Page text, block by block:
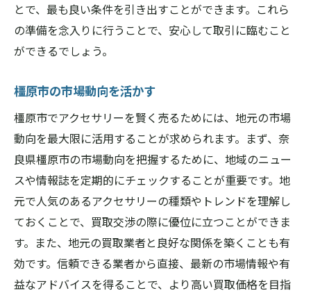
とで、最も良い条件を引き出すことができます。これら
の準備を念入りに行うことで、安心して取引に臨むこと
ができるでしょう。
橿原市の市場動向を活かす
橿原市でアクセサリーを賢く売るためには、地元の市場
動向を最大限に活用することが求められます。まず、奈
良県橿原市の市場動向を把握するために、地域のニュー
スや情報誌を定期的にチェックすることが重要です。地
元で人気のあるアクセサリーの種類やトレンドを理解し
ておくことで、買取交渉の際に優位に立つことができま
す。また、地元の買取業者と良好な関係を築くことも有
効です。信頼できる業者から直接、最新の市場情報や有
益なアドバイスを得ることで、より高い買取価格を目指